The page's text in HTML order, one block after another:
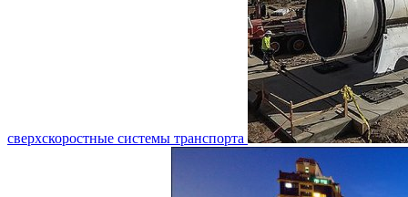
сверхскоростные системы транспорта